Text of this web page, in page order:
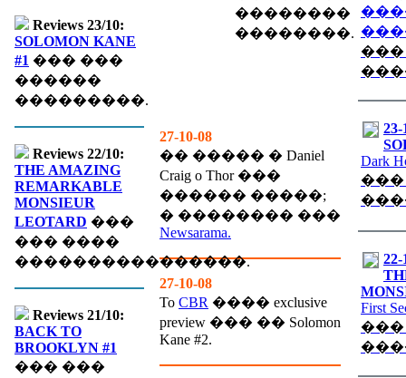
Reviews 23/10:
SOLOMON KANE
#1 ��� ���
������
���������.
Reviews 22/10:
THE AMAZING
REMARKABLE
MONSIEUR
LEOTARD ���
��� ����
����������������.
Reviews 21/10:
BACK TO
BROOKLYN #1
��� ���
��������
��������.
27-10-08
�� ����� � Daniel
Craig o Thor ���
������ �����;
� �������� ���
Newsarama.
27-10-08
To CBR ���� exclusive
preview ��� �� Solomon
Kane #2.
23-
Dark
22-
First